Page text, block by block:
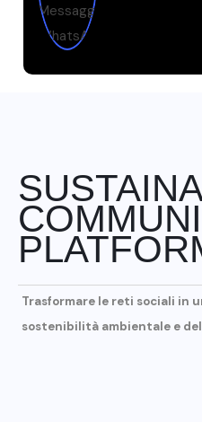
Trasformare le reti sociali in
sostenibilità ambientale e